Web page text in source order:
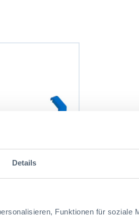
Details
Funktionen für soziale
rabattable